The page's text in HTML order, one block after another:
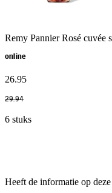
Remy Pannier Rosé cuvée
online
26.95
29.94
6 stuks
Heeft de informatie op